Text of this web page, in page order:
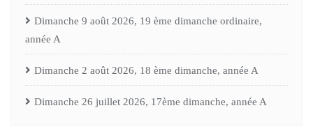
Dimanche 9 août 2026, 19 ème dimanche ordinaire,
année A
Dimanche 2 août 2026, 18 ème dimanche, année A
Dimanche 26 juillet 2026, 17ème dimanche, année A